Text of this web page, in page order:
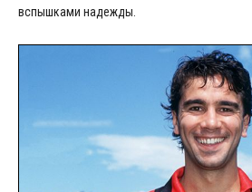
вспышками надежды.